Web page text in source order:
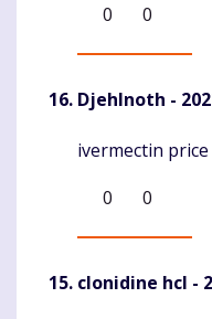
0
0
DjehInoth -
Komentaras
ivermectin price
0
0
clonidine hcl -